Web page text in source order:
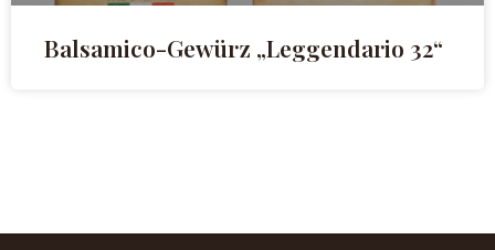
Balsamico-Gewürz „Leggendario 32“